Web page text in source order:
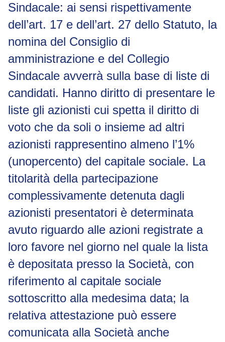
Sindacale: ai sensi rispettivamente
dell’art. 17 e dell’art. 27 dello Statuto, la
nomina del Consiglio di
amministrazione e del Collegio
Sindacale avverrà sulla base di liste di
candidati. Hanno diritto di presentare le
liste gli azionisti cui spetta il diritto di
voto che da soli o insieme ad altri
azionisti rappresentino almeno l’1%
(unopercento) del capitale sociale. La
titolarità della partecipazione
complessivamente detenuta dagli
azionisti presentatori è determinata
avuto riguardo alle azioni registrate a
loro favore nel giorno nel quale la lista
è depositata presso la Società, con
riferimento al capitale sociale
sottoscritto alla medesima data; la
relativa attestazione può essere
comunicata alla Società anche